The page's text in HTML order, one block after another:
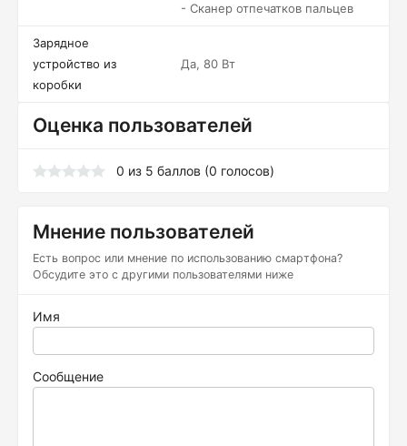
- Сканер отпечатков пальцев
Зарядное
устройство из
коробки
Да, 80 Вт
Оценка пользователей
0 из 5 баллов (0 голосов)
Мнение пользователей
Есть вопрос или мнение по использованию смартфона?
Обсудите это с другими пользователями ниже
Имя
Сообщение